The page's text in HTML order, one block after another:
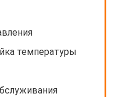
температуры